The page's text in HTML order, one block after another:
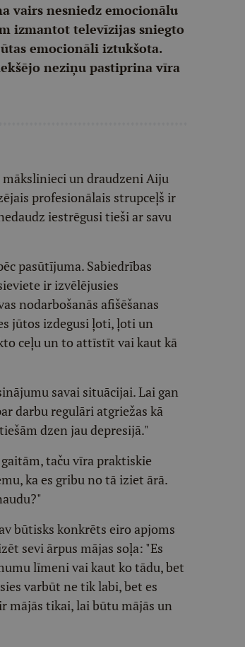
vairs nesniedz emocionālu
izmantot televīzijas sniegto
emocionāli iztukšota.
neziņu pastiprina vīra
mākslinieci un draudzeni Aiju
profesionālais strupceļš ir
iestrēgusi tieši ar savu
pasūtījuma. Sabiedrības
ir izvēlējusies
nodarbošanās afišēšanas
jūtos izdegusi ļoti, ļoti un
ceļu un to attīstīt vai kaut kā
savai situācijai. Lai gan
darbu regulāri atgriežas kā
dzen jau depresijā."
taču vīra praktiskie
ka es gribu no tā iziet ārā.
būtisks konkrēts eiro apjoms
sevi ārpus mājas soļa: "Es
līmeni vai kaut ko tādu, bet
varbūt ne tik labi, bet es
mājās tikai, lai būtu mājās un